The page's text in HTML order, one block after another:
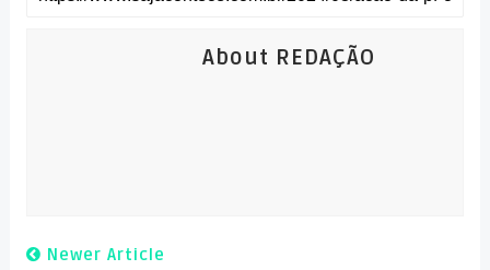
About REDAÇÃO
Newer Article